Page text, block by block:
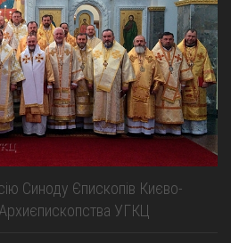
Синоду Єпископів Києво-
УГКЦ